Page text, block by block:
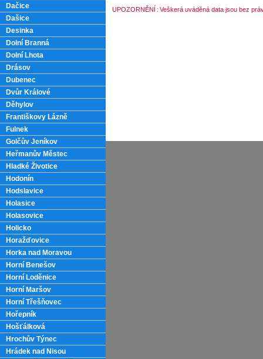
Dačice
Dašice
Desinka
Dolní Branná
Dolní Lhota
Drásov
Dubenec
Dvůr Králové
Děhylov
Františkovy Lázně
Fulnek
Golčův Jeníkov
Heřmanův Městec
Hladké Životice
Hodonín
Hodslavice
Holasice
Holasovice
Holicko
Horažďovice
Horka nad Moravou
Horní Benešov
Horní Loděnice
Horní Maršov
Horní Třešňovec
Hořepník
Hošťálková
Hrochův Týnec
Hrádek nad Nisou
UPOZORNĚNÍ : Veškerá uváděná data jsou bez